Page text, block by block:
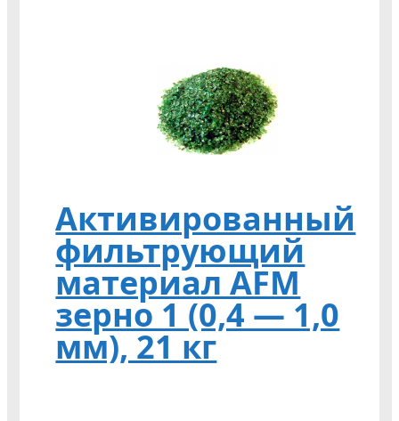
Активированный
фильтрующий
материал AFM
зерно 1 (0,4 — 1,0
мм), 21 кг